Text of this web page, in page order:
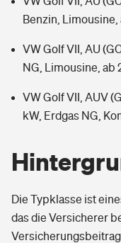
Benzin, Limousine,
VW Golf VII, AU
NG, Limousine, ab
VW Golf VII, AUV
kW, Erdgas NG,
Die Typklasse ist
das die Versicherer